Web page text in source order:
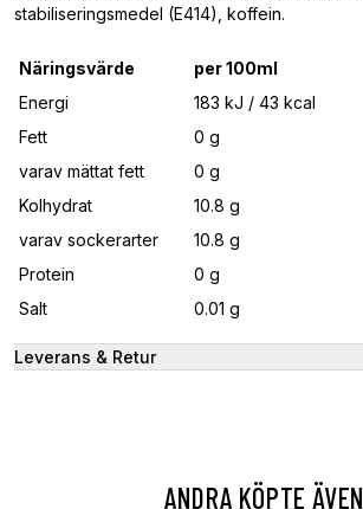
stabiliseringsmedel (E414), koffein.
Näringsvärde
per 100ml
Energi
183 kJ / 43 kcal
Fett
0 g
varav mättat fett
0 g
Kolhydrat
10.8 g
varav sockerarter
10.8 g
Protein
0 g
Salt
0.01 g
Leverans & Retur
ANDRA KÖPTE ÄVEN